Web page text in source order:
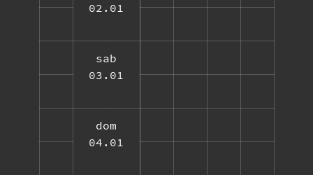
02.01
sab
03.01
dom
04.01